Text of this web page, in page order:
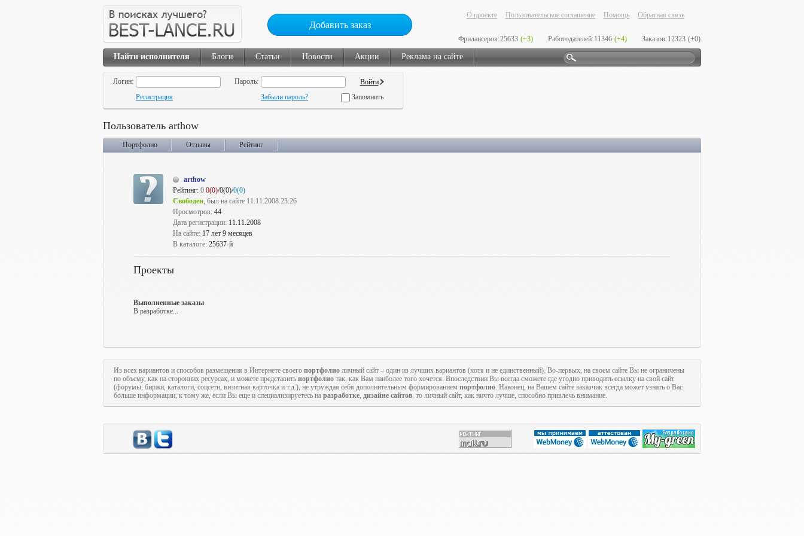
Добавить заказ
О проекте Пользовательское соглашение Помощь Обратная связь
Фрилансеров:25633 (+3) Работодателей:11346 (+4) Заказов:12323 (+0)
Найти исполнителя Блоги Статьи Новости Акции Реклама на сайте
Логин:
Пароль:
Регистрация
Забыли пароль? Запомнить
Пользователь arthow
Портфолио Отзывы Рейтинг
arthow
Рейтинг: 0 0(0)/0(0)/0(0)
Свободен, был на сайте 11.11.2008 23:26
Просмотров: 44
Дата регистрации: 11.11.2008
На сайте: 17 лет 9 месяцев
В каталоге: 25637-й
Проекты
Выполненные заказы
В разработке...
Из всех вариантов и способов размещения в Интернете своего портфолио личный сайт – один из лучших вариантов (хотя и не единственный). Во-первых, на своем сайте Вы не ограничены
по объему, как на сторонних ресурсах, и можете представить портфолио так, как Вам наиболее того хочется. Впоследствии Вы всегда сможете где угодно приводить ссылку на свой сайт
(форумы, биржи, каталоги, соцсети, визитная карточка и т.д.), не утруждая себя дополнительным формированием портфолио. Наконец, на Вашем сайте заказчик всегда может узнать о Вас
больше информации, к тому же, если Вы еще и специализируетесь на разработке, дизайне сайтов, то личный сайт, как ничто лучше, способно привлечь внимание.